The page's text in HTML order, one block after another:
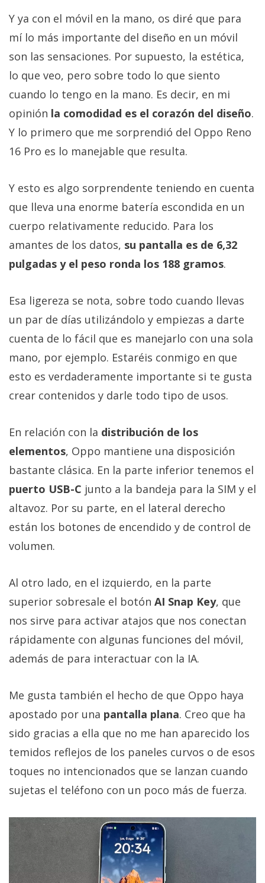
Y ya con el móvil en la mano, os diré que para
mí lo más importante del diseño en un móvil
son las sensaciones. Por supuesto, la estética,
lo que veo, pero sobre todo lo que siento
cuando lo tengo en la mano. Es decir, en mi
opinión la comodidad es el corazón del diseño.
Y lo primero que me sorprendió del Oppo Reno
16 Pro es lo manejable que resulta.
Y esto es algo sorprendente teniendo en cuenta
que lleva una enorme batería escondida en un
cuerpo relativamente reducido. Para los
amantes de los datos, su pantalla es de 6,32
pulgadas y el peso ronda los 188 gramos.
Esa ligereza se nota, sobre todo cuando llevas
un par de días utilizándolo y empiezas a darte
cuenta de lo fácil que es manejarlo con una sola
mano, por ejemplo. Estaréis conmigo en que
esto es verdaderamente importante si te gusta
crear contenidos y darle todo tipo de usos.
En relación con la distribución de los
elementos, Oppo mantiene una disposición
bastante clásica. En la parte inferior tenemos el
puerto USB-C junto a la bandeja para la SIM y el
altavoz. Por su parte, en el lateral derecho
están los botones de encendido y de control de
volumen.
Al otro lado, en el izquierdo, en la parte
superior sobresale el botón AI Snap Key, que
nos sirve para activar atajos que nos conectan
rápidamente con algunas funciones del móvil,
además de para interactuar con la IA.
Me gusta también el hecho de que Oppo haya
apostado por una pantalla plana. Creo que ha
sido gracias a ella que no me han aparecido los
temidos reflejos de los paneles curvos o de esos
toques no intencionados que se lanzan cuando
sujetas el teléfono con un poco más de fuerza.